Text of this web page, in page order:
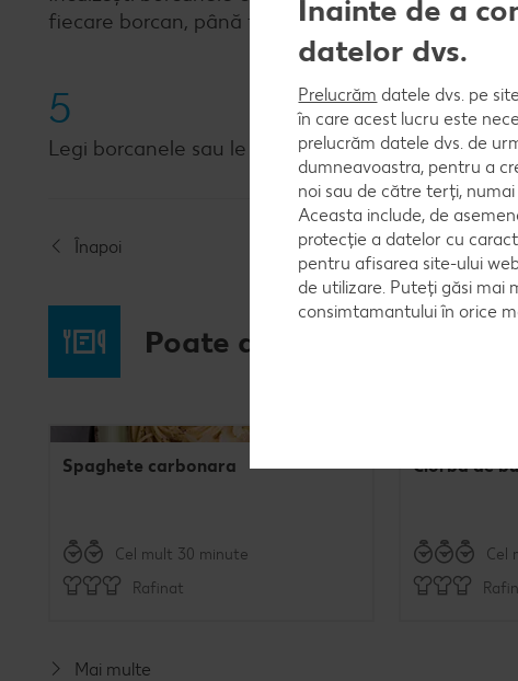
fiecare borcan, până termini toată cantitatea.
5
Legi borcanele sau le capsezi când gemul s-a
Înapoi
Poate ai poftă și de...
Spaghete carbonara
Cel mult 30 minute
Rafinat
Ciorbă de
Cel
Mai multe
Înainte de a
datelor dvs.
Prelucrăm datele dvs. pe
în care acest lucru este
prelucrăm datele dvs. de
dumneavoastra, pentru a
noi sau de către terți,
Aceasta include, de
protecție a datelor cu
pentru afisarea site-ului
de utilizare. Puteți găsi mai
consimtamantului în orice